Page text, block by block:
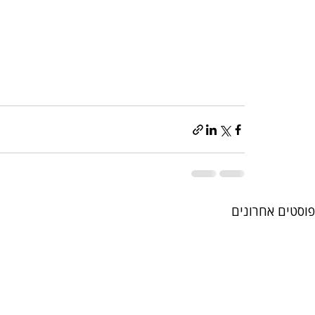
פוסטים אחרונים